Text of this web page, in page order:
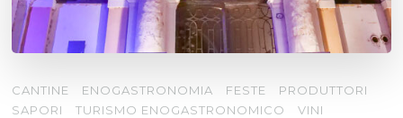
CANTINE ENOGASTRONOMIA FESTE
PRODUTTORI
SAPORI
TURISMO ENOGASTRONOMICO VINI